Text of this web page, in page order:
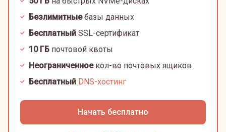
Безлимитныебазы данных
Бесплатный SSL-сертификат
10ГБ почтовой квоты
Неограниченноекол-во почтовых ящиков
Бесплатный DNS-хостинг
Начать бесплатно